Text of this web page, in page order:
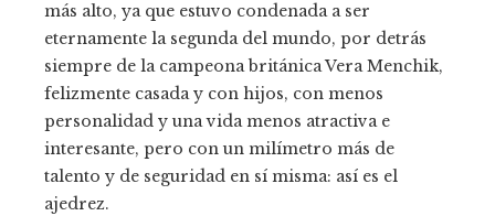
más alto, ya que estuvo condenada a ser
eternamente la segunda del mundo, por detrás
siempre de la campeona británica Vera Menchik,
felizmente casada y con hijos, con menos
personalidad y una vida menos atractiva e
interesante, pero con un milímetro más de
talento y de seguridad en sí misma: así es el
ajedrez.